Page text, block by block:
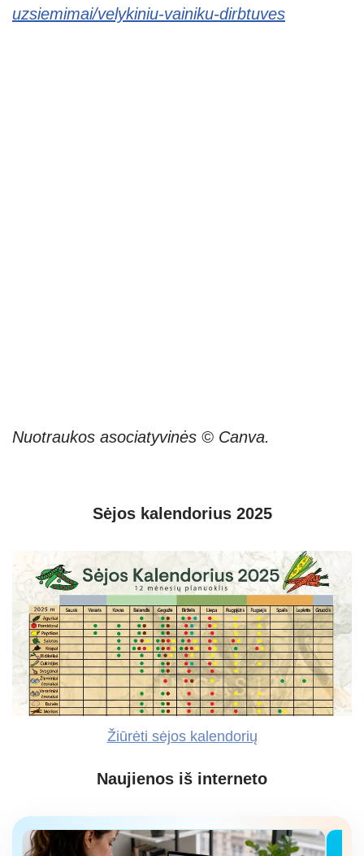
uzsiemimai/velykiniu-vainiku-dirbtuves
Nuotraukos asociatyvinės © Canva.
Sėjos kalendorius 2025
Žiūrėti sėjos kalendorių
Naujienos iš interneto